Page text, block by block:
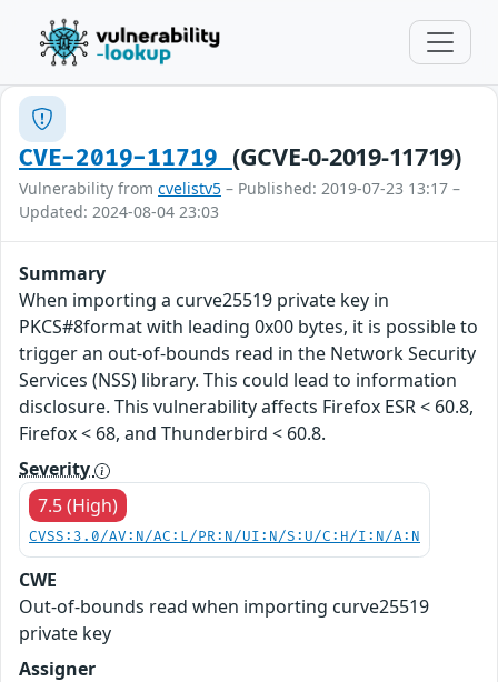
CVE-2019-11719 (GCVE-0-2019-11719)
Vulnerability from cvelistv5 – Published: 2019-07-23 13:17 –
Updated: 2024-08-04 23:03
Summary
When importing a curve25519 private key in
PKCS#8format with leading 0x00 bytes, it is possible to
trigger an out-of-bounds read in the Network Security
Services (NSS) library. This could lead to information
disclosure. This vulnerability affects Firefox ESR < 60.8,
Firefox < 68, and Thunderbird < 60.8.
Severity
7.5 (High)
CVSS:3.0/AV:N/AC:L/PR:N/UI:N/S:U/C:H/I:N/A:N
CWE
Out-of-bounds read when importing curve25519
private key
Assigner